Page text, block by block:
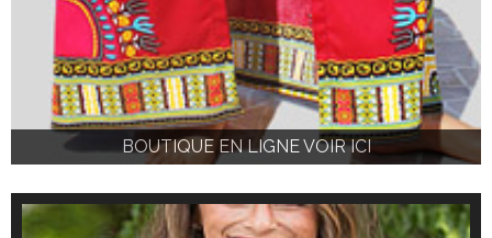
BOUTIQUE EN LIGNE VOIR ICI